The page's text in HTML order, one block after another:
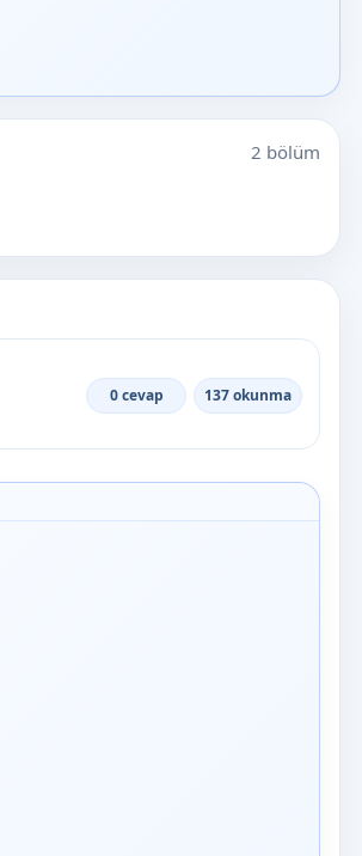
2 bölüm
0 cevap 137 okunma